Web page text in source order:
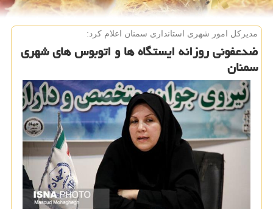
مدیركل امور شهری استانداری سمنان اعلام كرد:
ضدعفونی روزانه ایستگاه ها و اتوبوس های شهری
سمنان